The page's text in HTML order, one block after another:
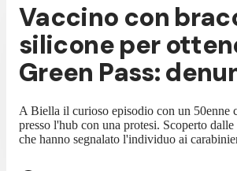
Vaccino con
silicone per
Green Pass:
A Biella il curioso episodio con un 50enne
presso l'hub con una protesi. Scoperto
che hanno segnalato l'individuo ai